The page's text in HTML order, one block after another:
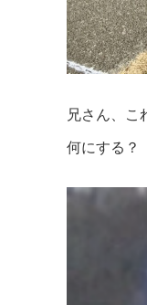
兄さん、こ
何にする？